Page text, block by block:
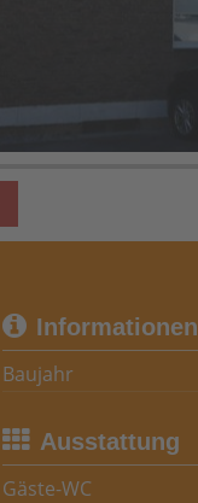
Informationen
Baujahr
Ausstattung
Gäste-WC